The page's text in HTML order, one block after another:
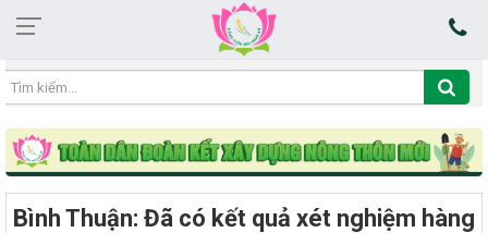
08:52:28 09/08/2026
Bình Thuận: Đã có kết quả xét nghiệm hàng